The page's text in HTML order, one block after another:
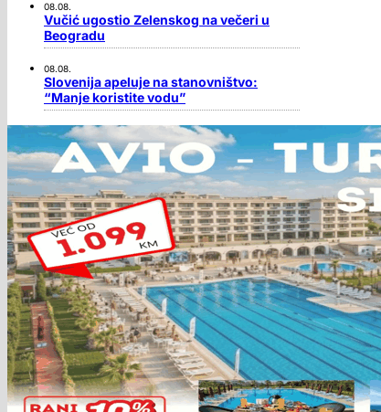
08.08.
Vučić ugostio Zelenskog na večeri u
Beogradu
08.08.
Slovenija apeluje na stanovništvo:
“Manje koristite vodu”